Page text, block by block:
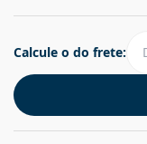
Calcule o do frete: